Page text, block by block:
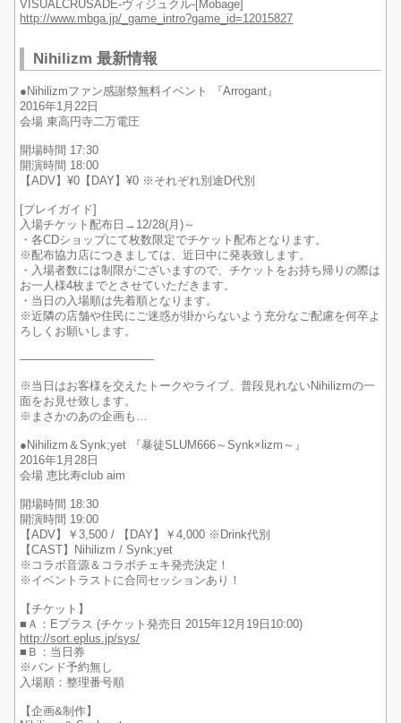
VISUALCRUSADE-ヴィジュクル-[Mobage]
http://www.mbga.jp/_game_intro?game_id=12015827
Nihilizm 最新情報
●Nihilizmファン感謝祭無料イベント 『Arrogant』
2016年1月22日
会場 東高円寺二万電圧
開場時間 17:30
開演時間 18:00
【ADV】¥0【DAY】¥0 ※それぞれ別途D代別
[プレイガイド]
入場チケット配布日→12/28(月)～
・各CDショップにて枚数限定でチケット配布となります。
※配布協力店につきましては、近日中に発表致します。
・入場者数には制限がございますので、チケットをお持ち帰りの際は
お一人様4枚までとさせていただきます。
・当日の入場順は先着順となります。
※近隣の店舗や住民にご迷惑が掛からないよう充分なご配慮を何卒よ
ろしくお願いします。
———————————–
※当日はお客様を交えたトークやライブ、普段見れないNihilizmの一
面をお見せ致します。
※まさかのあの企画も…
●Nihilizm＆Synk;yet 『暴徒SLUM666～Synk×lizm～』
2016年1月28日
会場 恵比寿club aim
開場時間 18:30
開演時間 19:00
【ADV】￥3,500 / 【DAY】￥4,000 ※Drink代別
【CAST】Nihilizm / Synk;yet
※コラボ音源＆コラボチェキ発売決定！
※イベントラストに合同セッションあり！
【チケット】
■Ａ：Eプラス (チケット発売日 2015年12月19日10:00)
http://sort.eplus.jp/sys/
■Ｂ：当日券
※バンド予約無し
入場順：整理番号順
【企画&制作】